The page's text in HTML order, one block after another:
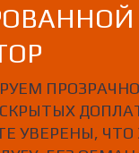
УВЕРЕНЫ,